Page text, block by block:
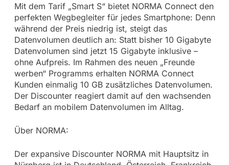
Mit dem Tarif „Smart S“ bietet NORMA Connect den
perfekten Wegbegleiter für jedes Smartphone: Denn
während der Preis niedrig ist, steigt das
Datenvolumen deutlich an: Statt bisher 10 Gigabyte
Datenvolumen sind jetzt 15 Gigabyte inklusive –
ohne Aufpreis. Im Rahmen des neuen „Freunde
werben“ Programms erhalten NORMA Connect
Kunden einmalig 10 GB zusätzliches Datenvolumen.
Der Discounter reagiert damit auf den wachsenden
Bedarf an mobilem Datenvolumen im Alltag.
Über NORMA:
Der expansive Discounter NORMA mit Hauptsitz in